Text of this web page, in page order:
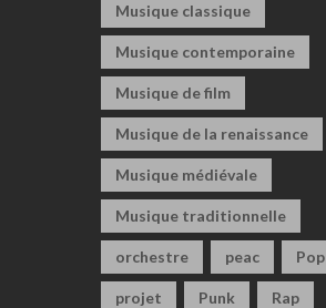
Musique classique
Musique contemporaine
Musique de film
Musique de la renaissance
Musique médiévale
Musique traditionnelle
orchestre peac Pop
projet Punk Rap